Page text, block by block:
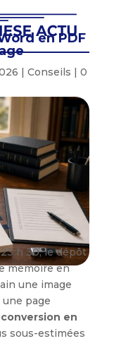
en PDF
| Conseils | 0
h 30, le dépôt
mémoire en
une image
page
conversion en
sous-estimées